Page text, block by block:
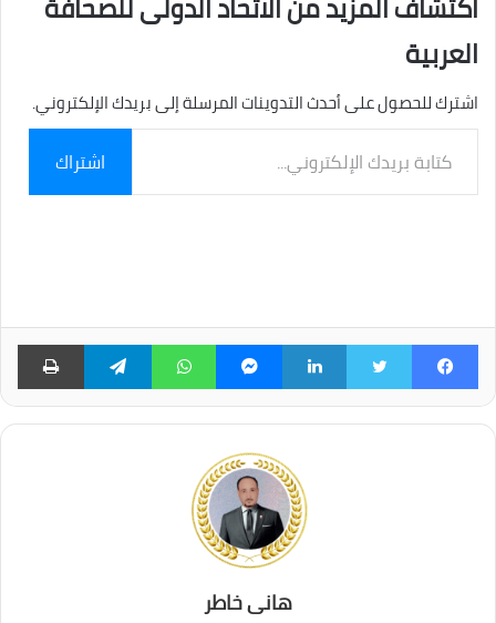
العربية
اشترك للحصول على أحدث التدوينات المرسلة إلى بريدك الإلكتروني.
بريدك
الإلكتروني...
اشتراك
فيسبوك لينكدإن ماسنجر واتساب تيلقرام
هانى خاطر